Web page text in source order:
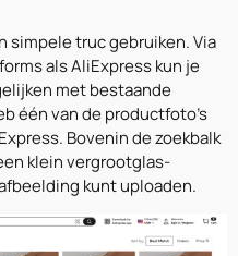
simpele truc gebruiken. Via
als AliExpress kun je
met bestaande
één van de productfoto’s
Bovenin de zoekbalk
klein vergrootglas-
kunt uploaden.